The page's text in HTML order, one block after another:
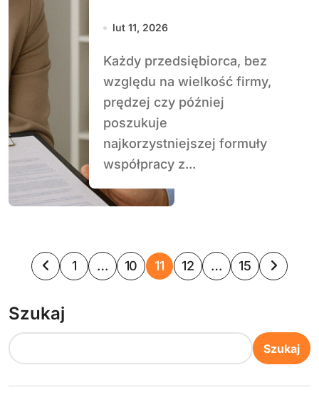
rachunkowego
lut 11, 2026
Każdy przedsiębiorca, bez
względu na wielkość firmy,
prędzej czy później
poszukuje
najkorzystniejszej formuły
współpracy z...
S
r
n
1 … 10 11 12 … 15
Szukaj
Szukaj